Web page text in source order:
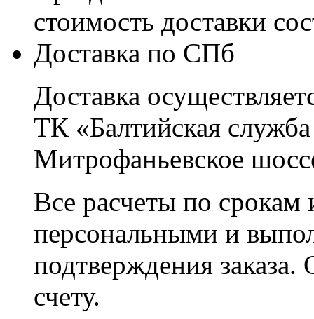
стоимость доставки
Доставка по СПб
Доставка
ТК «Балтийская
Митрофаньевское
Все расчеты по срокам
персональными и
подтверждения заказа.
счету.